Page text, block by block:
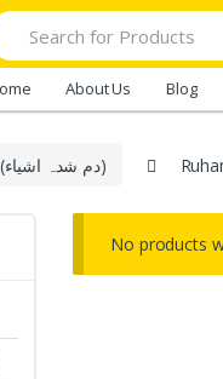
About Us Blog
Dum Shuda Products (دم شدہ اشیاء)
No products